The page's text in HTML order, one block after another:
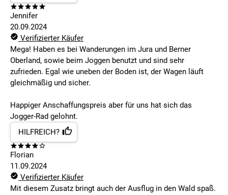
Jennifer
20.09.2024
Verifizierter Käufer
Mega! Haben es bei Wanderungen im Jura und Berner
Oberland, sowie beim Joggen benutzt und sind sehr
zufrieden. Egal wie uneben der Boden ist, der Wagen läuft
gleichmäßig und sicher.
Happiger Anschaffungspreis aber für uns hat sich das
Jogger-Rad gelohnt.
HILFREICH?
Florian
11.09.2024
Verifizierter Käufer
Mit diesem Zusatz bringt auch der Ausflug in den Wald spaß.